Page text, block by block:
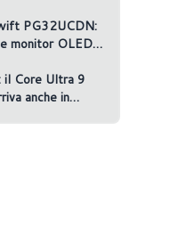
PG32UCDN:
monitor OLED
il Core Ultra 9
anche in